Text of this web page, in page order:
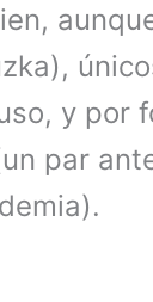
y por
par